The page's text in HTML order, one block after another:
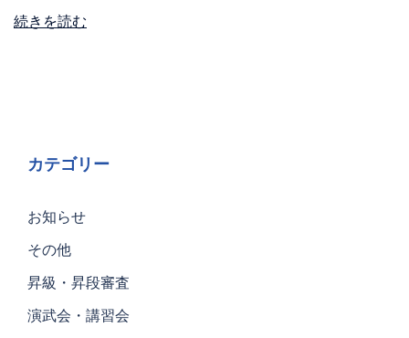
続きを読む
カテゴリー
お知らせ
その他
昇級・昇段審査
演武会・講習会